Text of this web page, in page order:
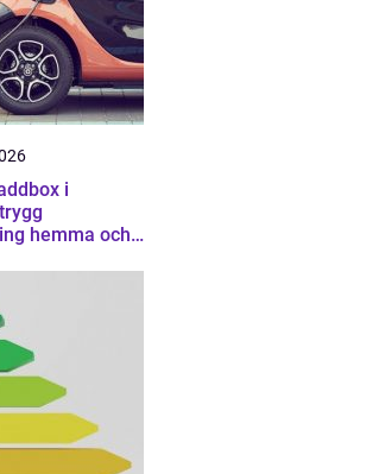
i
hemma och